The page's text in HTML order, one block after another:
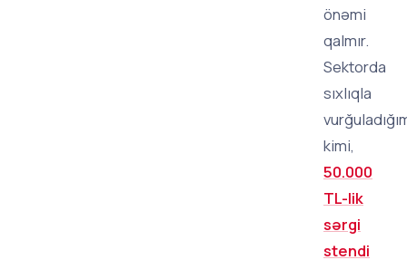
önəmi
qalmır.
Sektorda
sıxlıqla
kimi,
50.000
TL-lik
sərgi
stendi